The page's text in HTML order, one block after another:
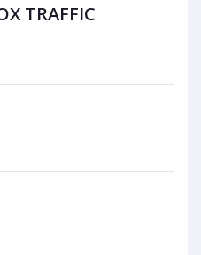
TRAFFIC